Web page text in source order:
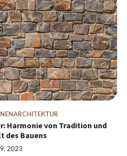
Harmonie von Tradition und
des Bauens
2023